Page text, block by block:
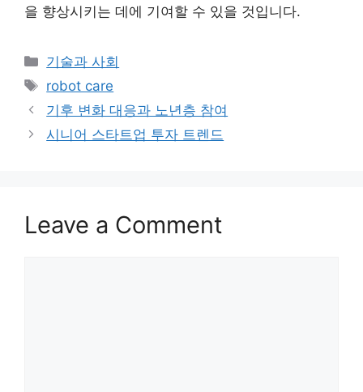
을 향상시키는 데에 기여할 수 있을 것입니다.
Categories
기술과 사회
Tags
robot care
기후 변화 대응과 노년층 참여
시니어 스타트업 투자 트렌드
Leave a Comment